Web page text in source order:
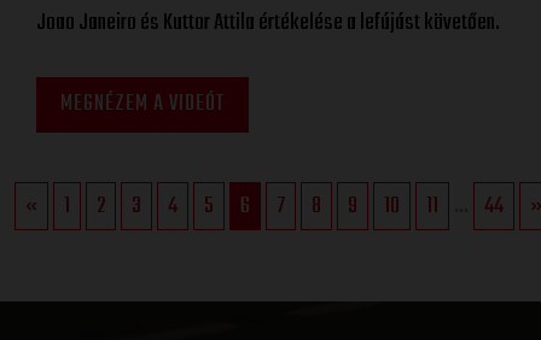
Joao Janeiro és Kuttor Attila értékelése a lefújást követően.
MEGNÉZEM A VIDEÓT
« 1 2 3 4 5 6 7 8 9 10 11 44 »